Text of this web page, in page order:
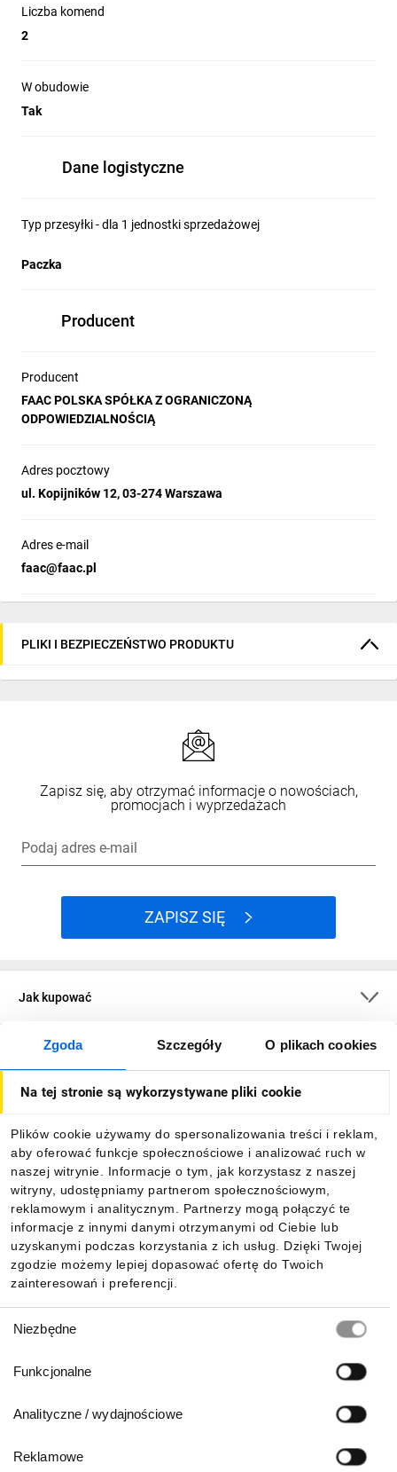
Zgoda Szczegóły O plikach cookies
Na tej stronie są wykorzystywane pliki cookie
Plików cookie używamy do spersonalizowania treści i reklam,
aby oferować funkcje społecznościowe i analizować ruch w
naszej witrynie. Informacje o tym, jak korzystasz z naszej
witryny, udostępniamy partnerom społecznościowym,
reklamowym i analitycznym. Partnerzy mogą połączyć te
informacje z innymi danymi otrzymanymi od Ciebie lub
uzyskanymi podczas korzystania z ich usług. Dzięki Twojej
zgodzie możemy lepiej dopasować ofertę do Twoich
zainteresowań i preferencji.
zgody
Niezbędne
Funkcjonalne
Analityczne / wydajnościowe
Reklamowe
Częstotliwość: 868,35 MHz
kodowanie SLH lub DS
Podłączenie: Szybkozłącze
Liczba komend
2
W obudowie
Tak
Dane logistyczne
Typ przesyłki - dla 1 jednostki sprzedażowej
Paczka
Producent
Producent
FAAC POLSKA SPÓŁKA Z OGRANICZONĄ
ODPOWIEDZIALNOŚCIĄ
Adres pocztowy
ul. Kopijników 12, 03-274 Warszawa
Adres e-mail
faac@faac.pl
PLIKI I BEZPIECZEŃSTWO PRODUKTU
Zapisz się, aby otrzymać informacje o nowościach,
promocjach i wyprzedażach
Podaj adres e-mail
ZAPISZ SIĘ
Jak kupować
O firmie
Informacje
Pobierz naszą aplikację mobilną: